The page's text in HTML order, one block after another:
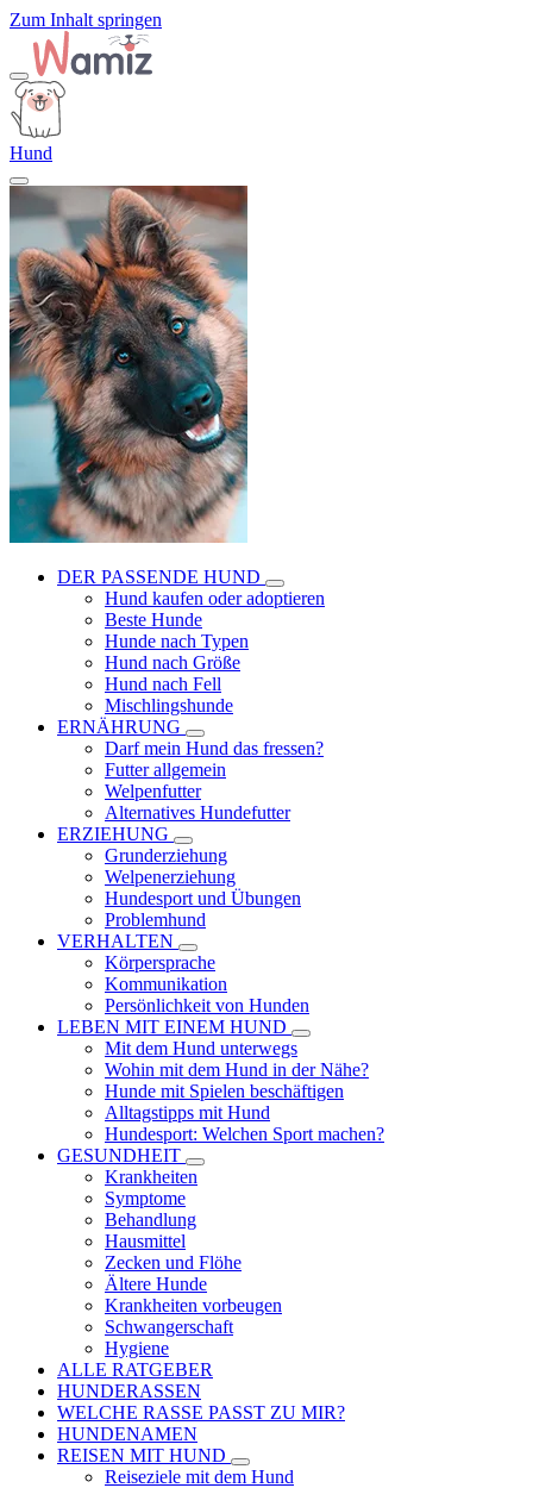
Zum Inhalt springen
Hund
DER PASSENDE HUND
Hund kaufen oder adoptieren
Beste Hunde
Hunde nach Typen
Hund nach Größe
Hund nach Fell
Mischlingshunde
ERNÄHRUNG
Darf mein Hund das fressen?
Futter allgemein
Welpenfutter
Alternatives Hundefutter
ERZIEHUNG
Grunderziehung
Welpenerziehung
Hundesport und Übungen
Problemhund
VERHALTEN
Körpersprache
Kommunikation
Persönlichkeit von Hunden
LEBEN MIT EINEM HUND
Mit dem Hund unterwegs
Wohin mit dem Hund in der Nähe?
Hunde mit Spielen beschäftigen
Alltagstipps mit Hund
Hundesport: Welchen Sport machen?
GESUNDHEIT
Krankheiten
Symptome
Behandlung
Hausmittel
Zecken und Flöhe
Ältere Hunde
Krankheiten vorbeugen
Schwangerschaft
Hygiene
ALLE RATGEBER
HUNDERASSEN
WELCHE RASSE PASST ZU MIR?
HUNDENAMEN
REISEN MIT HUND
Reiseziele mit dem Hund